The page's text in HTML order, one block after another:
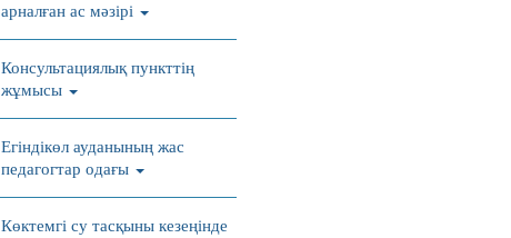
арналған ас мәзірі
Консультациялық пункттің
жұмысы
Егіндікөл ауданының жас
педагогтар одағы
Көктемгі су тасқыны кезеңінде